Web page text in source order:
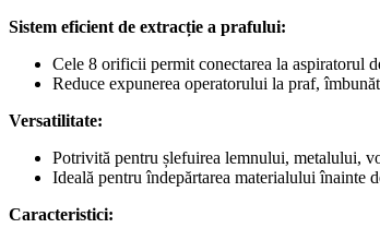
Sistem eficient de extracție a prafului:
Cele 8 orificii permit conectarea la aspiratorul
Reduce expunerea operatorului la praf,
Versatilitate:
Potrivită pentru șlefuirea lemnului, metalului,
Ideală pentru îndepărtarea materialului înainte
Caracteristici: